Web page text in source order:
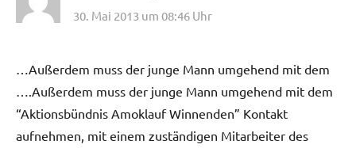
30. Mai 2013 um 08:46 Uhr
…Außerdem muss der junge Mann umgehend mit dem
….Außerdem muss der junge Mann umgehend mit dem
“Aktionsbündnis Amoklauf Winnenden” Kontakt
aufnehmen, mit einem zuständigen Mitarbeiter des